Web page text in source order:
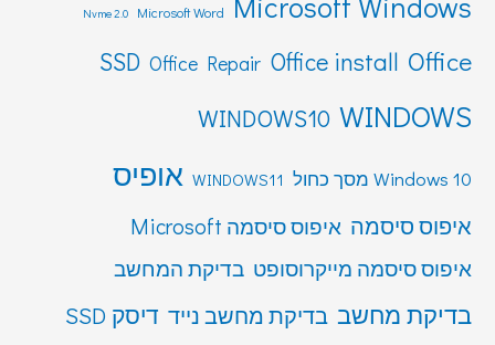
Microsoft Word
Nvme 2.0
Office
Office install
Office Repair
SSD
WINDOWS
WINDOWS10
Windows 10 מסך כחול WINDOWS11 אופיס
איפוס סיסמה איפוס סיסמה Microsoft
איפוס סיסמה מייקרוסופט בדיקת המחשב
בדיקת מחשב בדיקת מחשב נייד דיסק SSD